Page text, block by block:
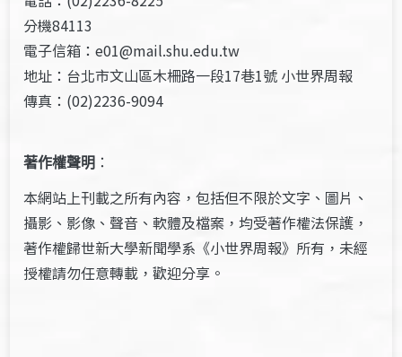
分機84113
電子信箱：e01@mail.shu.edu.tw
地址：台北市文山區木柵路一段17巷1號 小世界周報
傳真：(02)2236-9094
著作權聲明 ：
本網站上刊載之所有內容，包括但不限於文字、圖片、
攝影、影像、聲音、軟體及檔案，均受著作權法保護，
著作權歸世新大學新聞學系《小世界周報》所有，未經
授權請勿任意轉載，歡迎分享。